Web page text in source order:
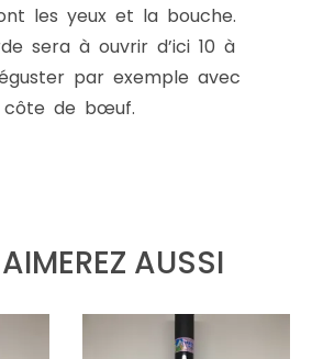
les yeux et la bouche.
sera à ouvrir d’ici 10 à
par exemple avec
côte de bœuf.
AUSSI